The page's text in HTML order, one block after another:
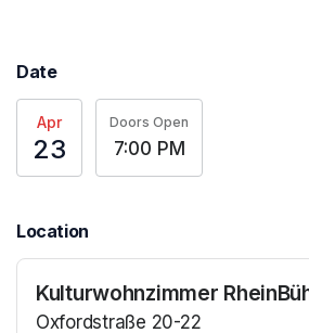
Date
Apr
23
Doors Open
7:00 PM
Location
Kulturwohnzimmer
Oxfordstraße 20-22